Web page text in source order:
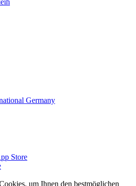
Store
um Ihnen den bestmöglichen